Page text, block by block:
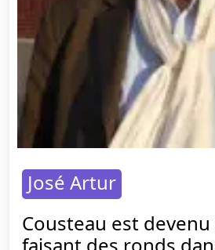
José Artur
Cousteau est